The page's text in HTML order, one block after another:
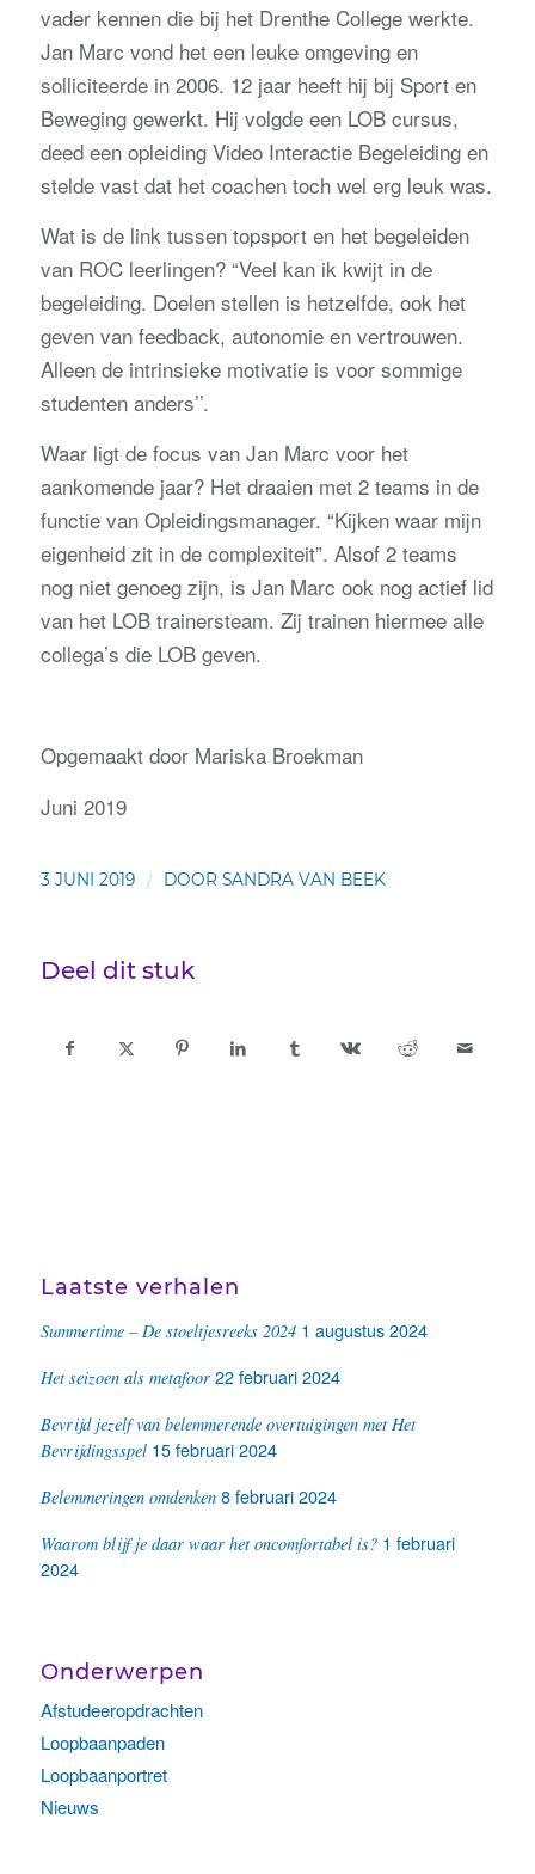
vader kennen die bij het Drenthe College werkte.
Jan Marc vond het een leuke omgeving en
solliciteerde in 2006. 12 jaar heeft hij bij Sport en
Beweging gewerkt. Hij volgde een LOB cursus,
deed een opleiding Video Interactie Begeleiding en
stelde vast dat het coachen toch wel erg leuk was.
Wat is de link tussen topsport en het begeleiden
van ROC leerlingen? “Veel kan ik kwijt in de
begeleiding. Doelen stellen is hetzelfde, ook het
geven van feedback, autonomie en vertrouwen.
Alleen de intrinsieke motivatie is voor sommige
studenten anders’’.
Waar ligt de focus van Jan Marc voor het
aankomende jaar? Het draaien met 2 teams in de
functie van Opleidingsmanager. “Kijken waar mijn
eigenheid zit in de complexiteit”. Alsof 2 teams
nog niet genoeg zijn, is Jan Marc ook nog actief lid
van het LOB trainersteam. Zij trainen hiermee alle
collega’s die LOB geven.
Opgemaakt door Mariska Broekman
Juni 2019
3 JUNI 2019 / DOOR SANDRA VAN BEEK
Deel dit stuk
Laatste verhalen
Summertime – De stoeltjesreeks 2024 1 augustus 2024
Het seizoen als metafoor 22 februari 2024
Bevrijd jezelf van belemmerende overtuigingen met Het
Bevrijdingsspel 15 februari 2024
Belemmeringen omdenken 8 februari 2024
Waarom blijf je daar waar het oncomfortabel is? 1 februari
2024
Onderwerpen
Afstudeeropdrachten
Loopbaanpaden
Loopbaanportret
Nieuws